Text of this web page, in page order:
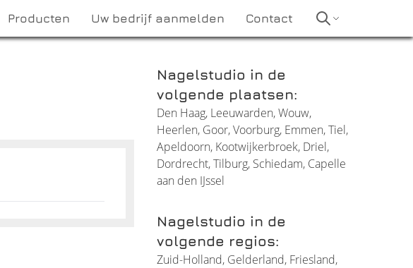
Producten Uw bedrijf aanmelden Contact
Nagelstudio in de
volgende plaatsen:
Den Haag, Leeuwarden,Wouw,
Heerlen, Goor,Voorburg, Emmen,Tiel,
Apeldoorn, Kootwijkerbroek, Driel,
Dordrecht,Tilburg, Schiedam, Capelle
aan den IJssel
Nagelstudio in de
volgende regios:
Zuid-Holland, Gelderland, Friesland,